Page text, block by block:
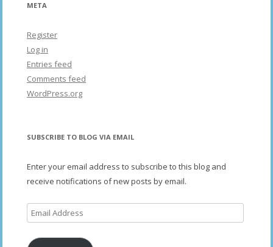
META
Register
Log in
Entries feed
Comments feed
WordPress.org
SUBSCRIBE TO BLOG VIA EMAIL
Enter your email address to subscribe to this blog and
receive notifications of new posts by email.
Email
Address